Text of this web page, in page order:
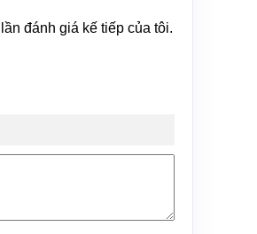
đánh giá kế tiếp của tôi.